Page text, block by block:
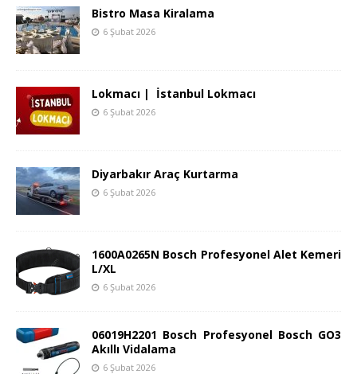
Bistro Masa Kiralama
6 Şubat 2026
Lokmacı | İstanbul Lokmacı
6 Şubat 2026
Diyarbakır Araç Kurtarma
6 Şubat 2026
1600A0265N Bosch Profesyonel Alet Kemeri
L/XL
6 Şubat 2026
06019H2201 Bosch Profesyonel Bosch GO3
Akıllı Vidalama
6 Şubat 2026